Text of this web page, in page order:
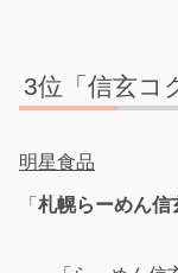
3位「信玄コ
明星食品
「 札幌らーめん信